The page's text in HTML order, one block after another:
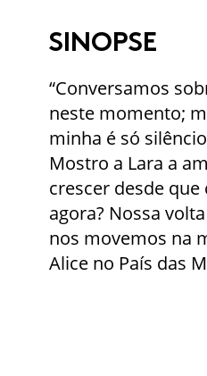
SINOPSE
“Conversamos
neste momento;
minha é só
Mostro a Lara a
crescer desde
agora? Nossa
nos movemos na
Alice no País das